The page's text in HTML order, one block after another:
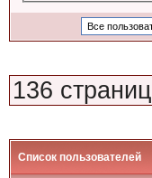
136 страниц
Список пользователей